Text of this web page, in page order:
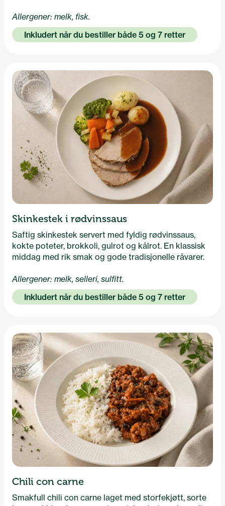
Allergener: melk, fisk.
Inkludert når du bestiller både 5 og 7 retter
Skinkestek i rødvinssaus
Saftig skinkestek servert med fyldig rødvinssaus,
kokte poteter, brokkoli, gulrot og kålrot. En klassisk
middag med rik smak og gode tradisjonelle råvarer.
Allergener: melk, selleri, sulfitt.
Inkludert når du bestiller både 5 og 7 retter
Chili con carne
Smakfull chili con carne laget med storfekjøtt, sorte